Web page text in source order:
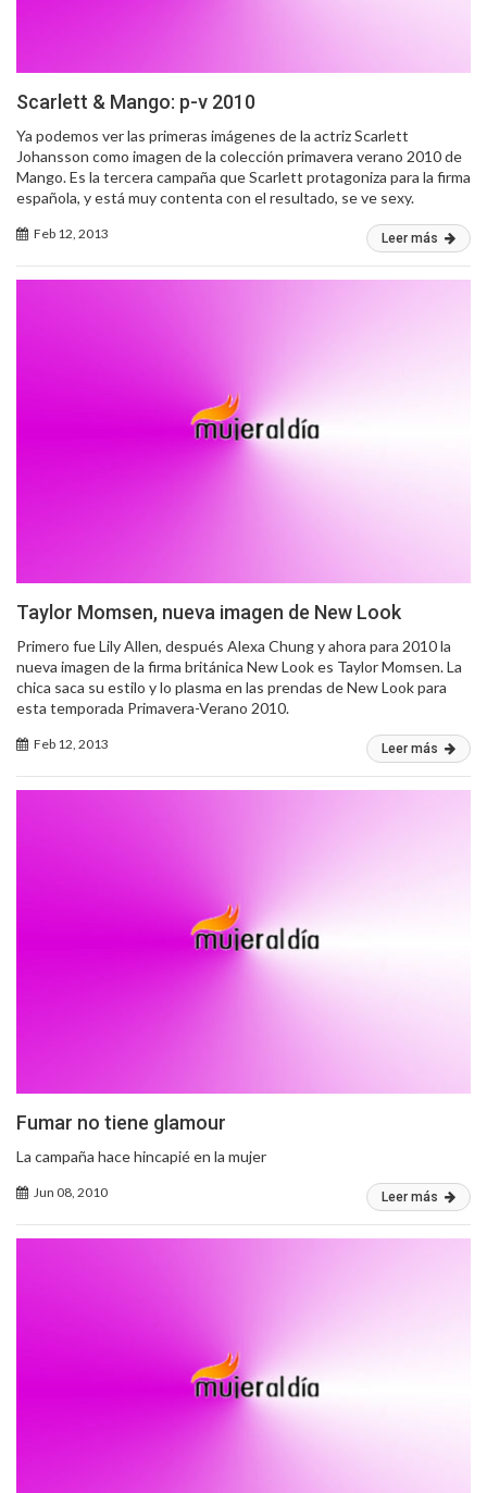
Scarlett & Mango: p-v 2010
Ya podemos ver las primeras imágenes de la actriz Scarlett
Johansson como imagen de la colección primavera verano 2010 de
Mango. Es la tercera campaña que Scarlett protagoniza para la firma
española, y está muy contenta con el resultado, se ve sexy.
Feb 12, 2013 Leer más
Taylor Momsen, nueva imagen de New Look
Primero fue Lily Allen, después Alexa Chung y ahora para 2010 la
nueva imagen de la firma británica New Look es Taylor Momsen. La
chica saca su estilo y lo plasma en las prendas de New Look para
esta temporada Primavera-Verano 2010.
Feb 12, 2013 Leer más
Fumar no tiene glamour
La campaña hace hincapié en la mujer
Jun 08, 2010 Leer más